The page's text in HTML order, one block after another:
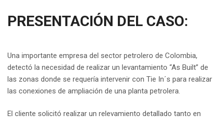
PRESENTACIÓN DEL CASO:
Una importante empresa del sector petrolero de Colombia,
detectó la necesidad de realizar un levantamiento “As Built” de
las zonas donde se requería intervenir con Tie In´s para realizar
las conexiones de ampliación de una planta petrolera.
El cliente solicitó realizar un relevamiento detallado tanto en